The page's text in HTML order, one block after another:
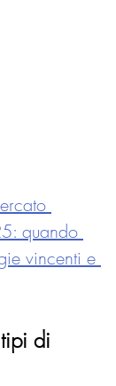
quando
vincenti e
di